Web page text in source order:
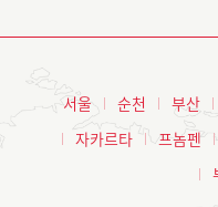
서울 순천 부산
자카르타
프놈펜